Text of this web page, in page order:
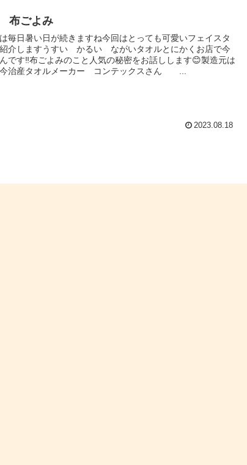
布ごよみ
毎日暑い日が続きますね今回はとっても可愛いフェイスタ
介しますうすい かるい ながいタオルとにかくお店で今
です‼️布ごよみのこと人気の秘密をお話しします😊製造元は
今治産タオルメーカー コンテックスさん ...
2023.08.18